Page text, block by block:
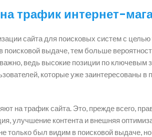
трафик интернет-
сайта для поисковых систем с
выдаче, тем больше
ведь высокие позиции по ключевым
которые уже заинтересованы в
на трафик сайта. Это, прежде всего,
улучшение контента и внешняя
только был видим в поисковой выдаче, но